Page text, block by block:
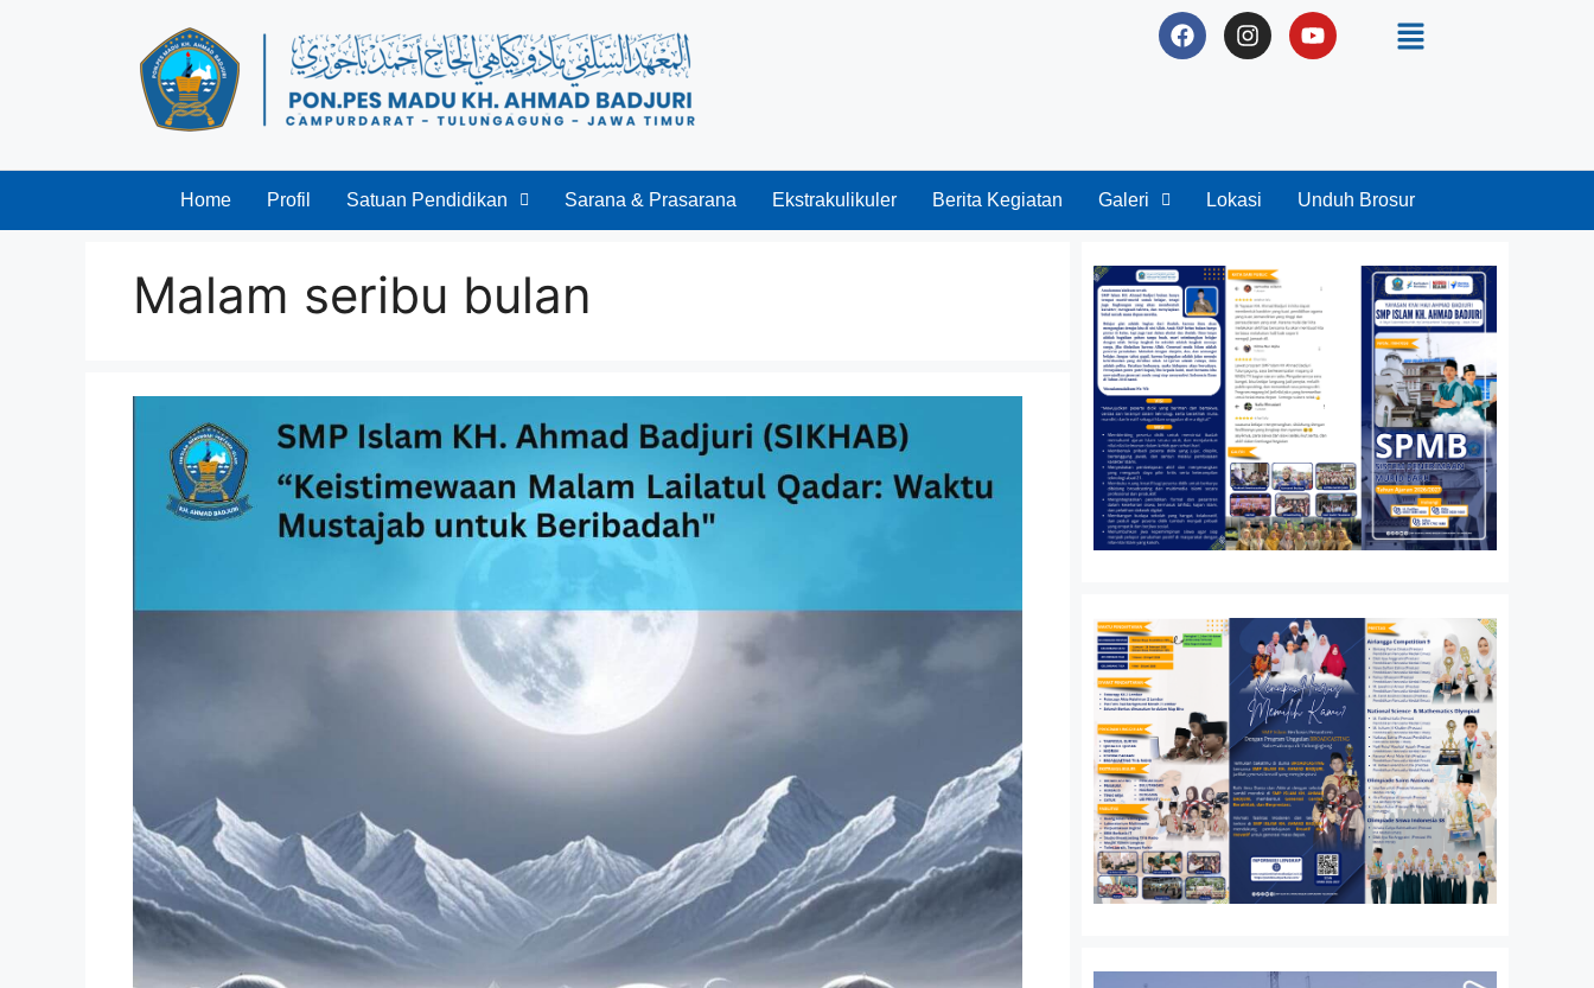
Home Profil Satuan Pendidikan Sarana & Prasarana Ekstrakulikuler Berita Kegiatan Galeri Lokasi Unduh Brosur
Malam seribu bulan